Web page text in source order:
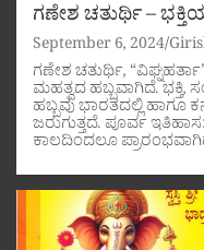
ಗಣೇಶ ಚತುರ್ಥಿ –
September 6, 2024
ಗಣೇಶ ಚತುರ್ಥಿ,
ಮಹತ್ವದ ಹಬ್ಬವಾಗಿದೆ. ಭಕ್ತಿ,
ಹಬ್ಬವು ಭಾರತದಲ್ಲಿ ಹಾಗೂ
ಜರುಗುತ್ತದೆ. ಪೂರ್ವ
ಕಾಲದಿಂದಲೂ